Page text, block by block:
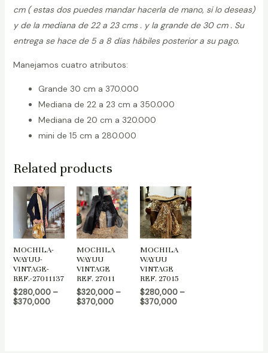
cm ( estas dos puedes mandar hacerla de mano, si lo deseas)
y de la mediana de 22 a 23 cms . y la grande de 30 cm . Su
entrega se hace de 5 a 8 días hábiles posterior a su pago.
Manejamos cuatro atributos:
Grande 30 cm a 370.000
Mediana de 22 a 23 cm a 350.000
Mediana de 20 cm a 320.000
mini de 15 cm a 280.000
Related products
MOCHILA-
WAYUU-
VINTAGE-
REF.-27011137
$280,000–
$370,000
MOCHILA
WAYUU
VINTAGE
REF. 27011
$320,000–
$370,000
MOCHILA
WAYUU
VINTAGE
REF. 27015
$280,000–
$370,000